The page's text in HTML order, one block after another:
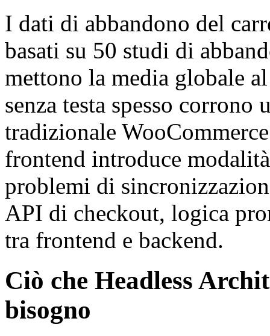
I dati di abbandono del
basati su 50 studi di
mettono la media globale
senza testa spesso
tradizionale
frontend introduce
problemi di
API di checkout, logica
tra frontend e backend.
Ciò che Headless
bisogno